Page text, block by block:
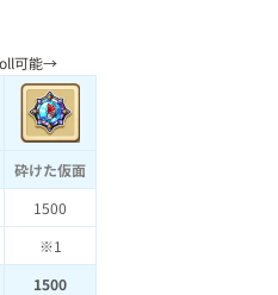
砕けた仮面
1500
※1
1500